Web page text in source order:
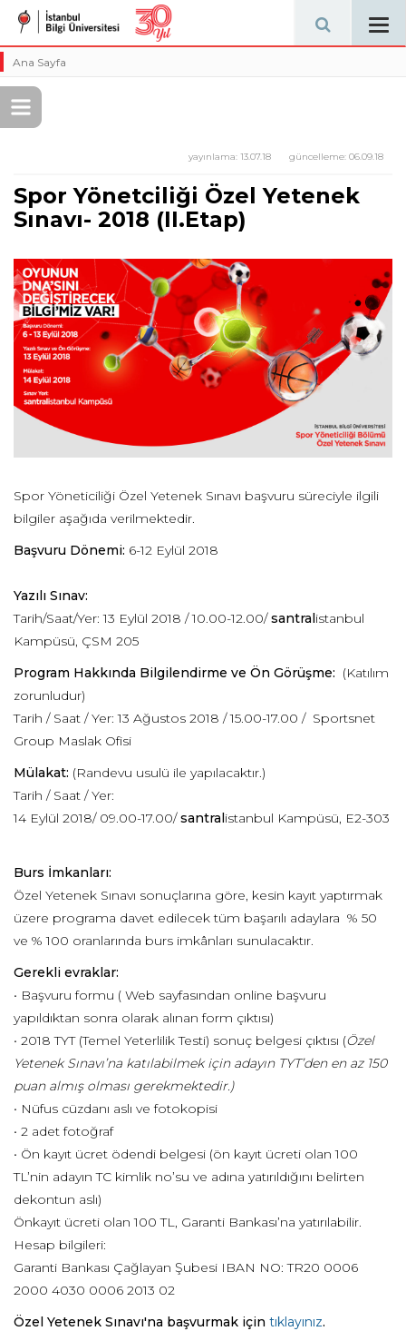
Ana Sayfa
güncelleme: 06.09.18
yayınlama: 13.07.18
Spor Yönetciliği Özel Yetenek
Sınavı- 2018 (II.Etap)
Spor Yöneticiliği Özel Yetenek Sınavı başvuru süreciyle ilgili
bilgiler aşağıda verilmektedir.
Başvuru Dönemi: 6-12 Eylül 2018
Yazılı Sınav:
Tarih/Saat/Yer: 13 Eylül 2018 / 10.00-12.00/santralistanbul
Kampüsü, ÇSM 205
Program Hakkında Bilgilendirme ve Ön Görüşme: (Katılım
zorunludur)
Tarih / Saat / Yer: 13 Ağustos 2018 / 15.00-17.00 / Sportsnet
Group Maslak Ofisi
Mülakat: (Randevu usulü ile yapılacaktır.)
Tarih / Saat / Yer:
14 Eylül 2018/ 09.00-17.00/santralistanbul Kampüsü, E2-303
Burs İmkanları:
Özel Yetenek Sınavı sonuçlarına göre, kesin kayıt yaptırmak
üzere programa davet edilecek tüm başarılı adaylara % 50
ve % 100 oranlarında burs imkânları sunulacaktır.
Gerekli evraklar:
• Başvuru formu ( Web sayfasından online başvuru
yapıldıktan sonra olarak alınan form çıktısı)
• 2018 TYT (Temel Yeterlilik Testi) sonuç belgesi çıktısı (Özel
Yetenek Sınavı’na katılabilmek için adayın TYT’den en az 150
puan almış olması gerekmektedir.)
• Nüfus cüzdanı aslı ve fotokopisi
• 2 adet fotoğraf
• Ön kayıt ücret ödendi belgesi (ön kayıt ücreti olan 100
TL’nin adayın TC kimlik no’su ve adına yatırıldığını belirten
dekontun aslı)
Önkayıt ücreti olan 100 TL, Garanti Bankası’na yatırılabilir.
Hesap bilgileri:
Garanti Bankası Çağlayan Şubesi IBAN NO: TR20 0006
2000 4030 0006 2013 02
Özel Yetenek Sınavı'na başvurmak için tıklayınız.